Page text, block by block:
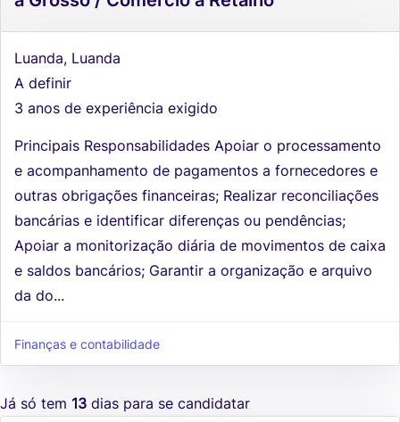
Luanda, Luanda
A definir
3 anos de experiência exigido
Principais Responsabilidades Apoiar o processamento
e acompanhamento de pagamentos a fornecedores e
outras obrigações financeiras; Realizar reconciliações
bancárias e identificar diferenças ou pendências;
Apoiar a monitorização diária de movimentos de caixa
e saldos bancários; Garantir a organização e arquivo
da do...
Finanças e contabilidade
Já só tem 13 dias para se candidatar